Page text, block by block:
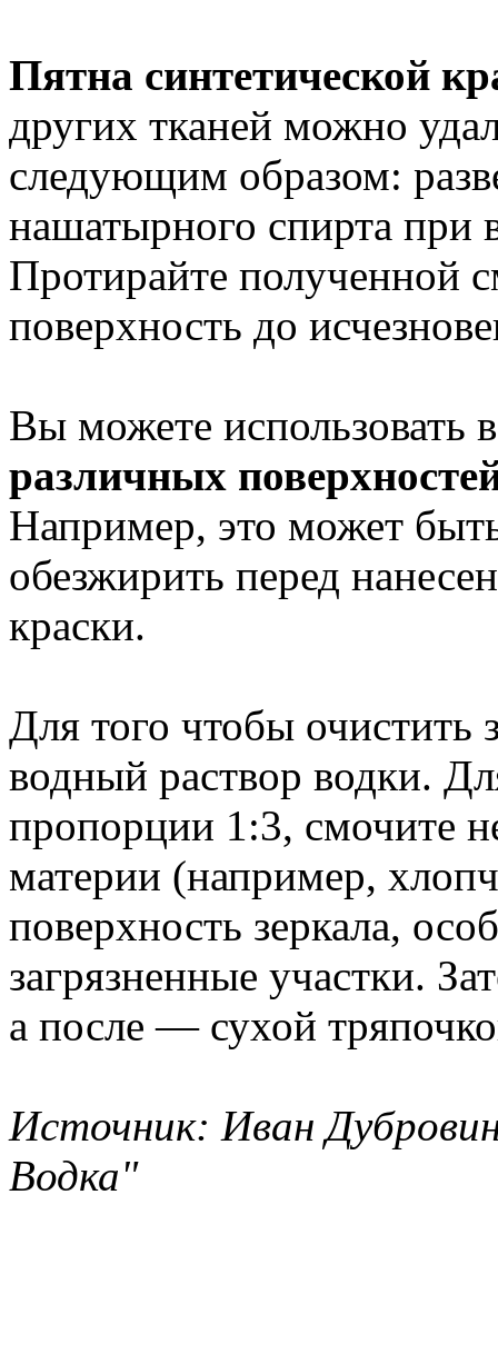
Пятна синтетической
других тканей можно
следующим образом:
нашатырного спирта при
Протирайте полученной
поверхность до
Вы можете использовать
различных
Например, это может
обезжирить перед
краски.
Для того чтобы очистить
водный раствор водки.
пропорции 1:3, смочите
материи (например,
поверхность зеркала,
загрязненные участки.
а после — сухой
Источник: Иван
Водка"